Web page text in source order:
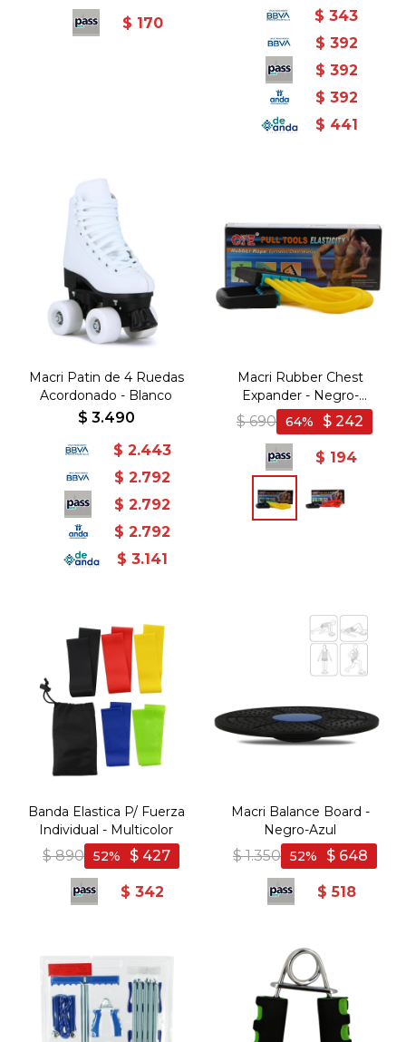
$ 170 $ 343
$ 392
$ 392
$ 392
$ 441
Macri Patin de 4 Ruedas
Acordonado - Blanco
$ 3.490
$ 2.443
$ 2.792
$ 2.792
$ 2.792
$ 3.141
Macri Rubber Chest
Expander - Negro-
Amarillo
$ 690 $ 242
64
$ 194
Banda Elastica P/ Fuerza
Individual - Multicolor
$ 890 $ 427
52
$ 342
Macri Balance Board -
Negro-Azul
$ 1.350 $ 648
52
$ 518